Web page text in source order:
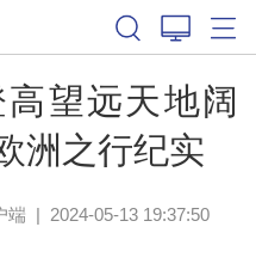
望远天地阔
洲之行纪实
端 | 2024-05-13 19:37:50